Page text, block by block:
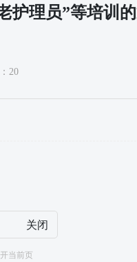
护理员”等培训
20
关闭
当前页